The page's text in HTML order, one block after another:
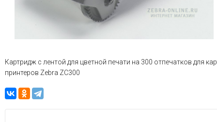
Картридж с лентой для цветной печати на 300 отпечатков для
принтеров Zebra ZC300